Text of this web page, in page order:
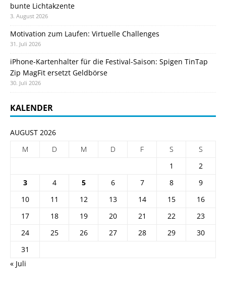
bunte Lichtakzente
3. August 2026
Motivation zum Laufen: Virtuelle Challenges
31. Juli 2026
iPhone-Kartenhalter für die Festival-Saison: Spigen TinTap
Zip MagFit ersetzt Geldbörse
30. Juli 2026
KALENDER
AUGUST 2026
M
D M D F S
S
1
2
3
4 5 6 7 8
9
10
11 12 13 14 15
16
17
18 19 20 21 22
23
24
25 26 27 28 29
30
31
« Juli